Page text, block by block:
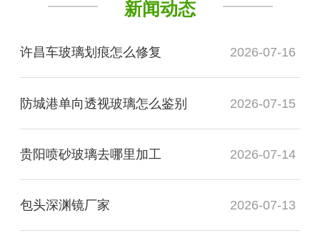
新闻动态
许昌车玻璃划痕怎么修复 2026-07-16
防城港单向透视玻璃怎么鉴别 2026-07-15
贵阳喷砂玻璃去哪里加工 2026-07-14
包头深渊镜厂家 2026-07-13